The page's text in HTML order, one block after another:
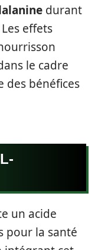
durant
effets
le cadre
des bénéfices
un acide
pour la santé